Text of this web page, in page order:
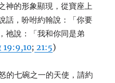
神的形象顯現，從寶座上
話，吩咐約翰說：「你要
祂說：「我和你同是弟
19:9,10; 21:5)
的七碗之一的天使，請約